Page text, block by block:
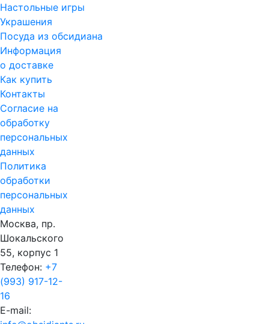
Настольные игры
Украшения
Посуда из обсидиана
Информация
о доставке
Как купить
Контакты
Согласие на
обработку
персональных
данных
Политика
обработки
персональных
данных
Москва, пр.
Шокальского
55, корпус 1
Телефон: +7
(993) 917-12-
16
E-mail: